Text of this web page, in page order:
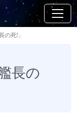
の死!」
長の